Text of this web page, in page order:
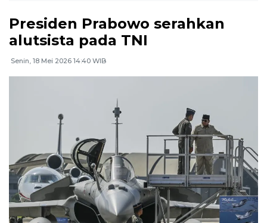
Presiden Prabowo serahkan
alutsista pada TNI
Senin, 18 Mei 2026 14:40 WIB